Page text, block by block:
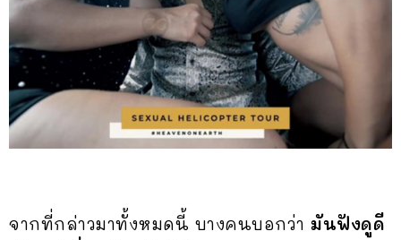
จากที่กล่าวมาทั้งหมดนี้ บางคนบอกว่า มันฟังดูดี